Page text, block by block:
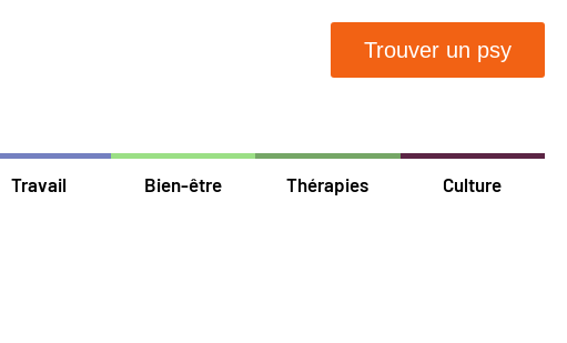
Trouver un psy
Travail Bien-être Thérapies Culture